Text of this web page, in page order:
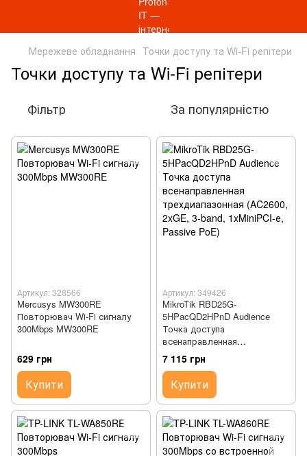
Мережеве обладнання Точки доступу та Wi-Fi репітери
Точки доступу та Wi-Fi репітери
Фільтр За популярністю
Артикул: 328566
Mercusys MW300RE
Повторювач Wi-Fi сигналу
300Mbps MW300RE
629 грн
Купити
Артикул: 349426
MikroTik RBD25G-
5HPacQD2HPnD Audience
Точка доступа
всенаправленная
трехдиапазонная (AC2600,
2xGE, 3-band, 1xMiniPCI-е,
Passive PoE)
7 115 грн
Купити